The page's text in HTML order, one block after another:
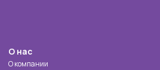
О нас
О компании